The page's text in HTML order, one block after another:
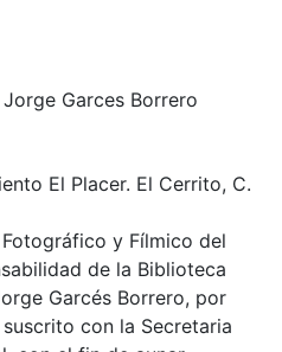
Garces Borrero
El Placer. El Cerrito, C.
y Fílmico del
de la Biblioteca
Garcés Borrero, por
con la Secretaria